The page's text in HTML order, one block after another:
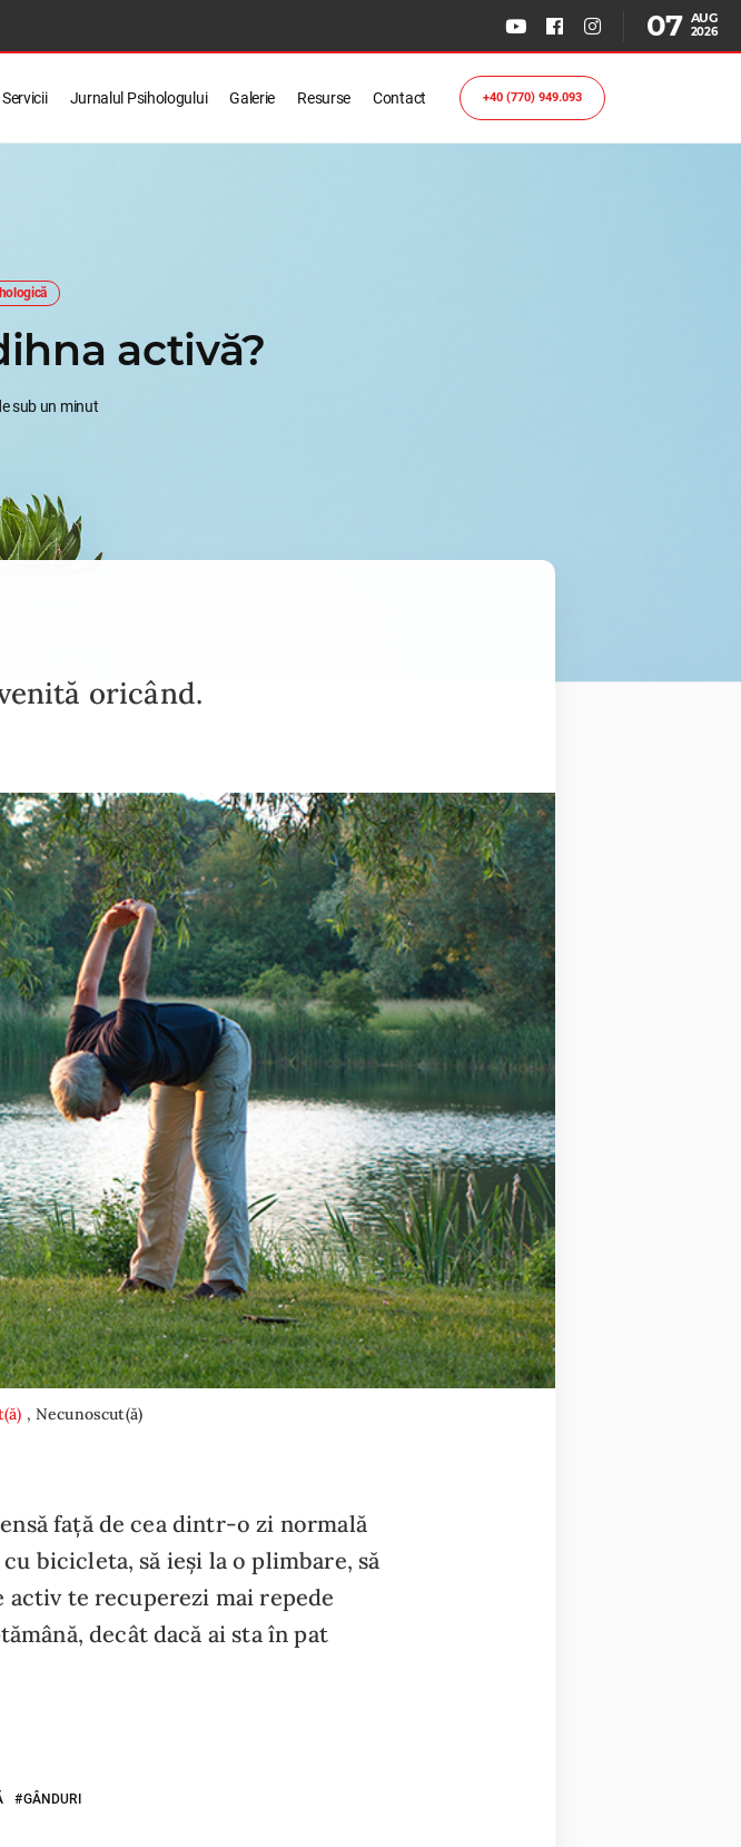
07 AUG
2026
Servicii Jurnalul Psihologului Galerie Resurse Contact +40 (770) 949.093
activă?
sub un minut
oricând.
, Necunoscut(ă)
față de cea dintr-o zi normală
bicicleta, să ieși la o plimbare, să
te recuperezi mai repede
decât dacă ai sta în pat
GÂNDURI